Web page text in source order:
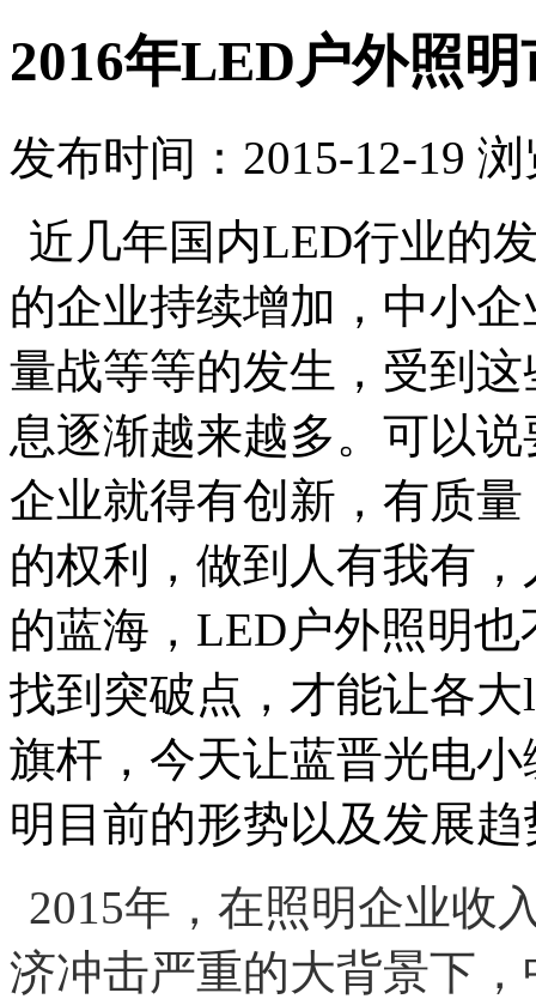
2016年LED户外照
发布时间：2015-12-19
近几年国内LED行业的
的企业持续增加，中小
量战等等的发生，受到
息逐渐越来越多。可以
企业就得有创新，有质
的权利，做到人有我有
的蓝海，LED户外照明
找到突破点，才能让各
旗杆，今天让蓝晋光电
明目前的形势以及发展趋
2015年，在照明企业收
济冲击严重的大背景下